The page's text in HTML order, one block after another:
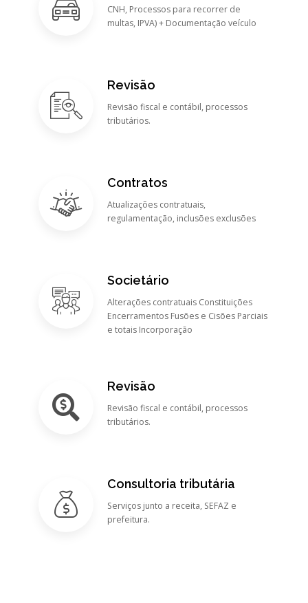
CNH, Processos para recorrer de
multas, IPVA) + Documentação veículo
Revisão
Revisão fiscal e contábil, processos
tributários.
Contratos
Atualizações contratuais,
regulamentação, inclusões exclusões
Societário
Alterações contratuais Constituições
Encerramentos Fusões e Cisões Parciais
e totais Incorporação
Revisão
Revisão fiscal e contábil, processos
tributários.
Consultoria tributária
Serviços junto a receita, SEFAZ e
prefeitura.